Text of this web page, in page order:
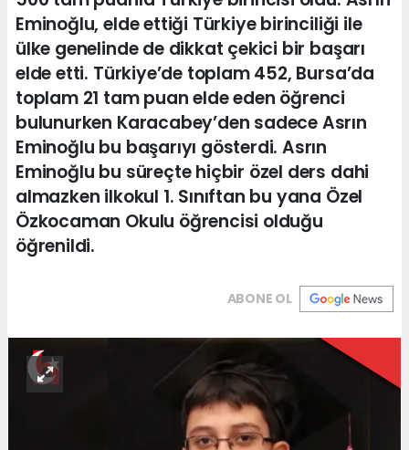
Eminoğlu, elde ettiği Türkiye birinciliği ile
ülke genelinde de dikkat çekici bir başarı
elde etti. Türkiye’de toplam 452, Bursa’da
toplam 21 tam puan elde eden öğrenci
bulunurken Karacabey’den sadece Asrın
Eminoğlu bu başarıyı gösterdi. Asrın
Eminoğlu bu süreçte hiçbir özel ders dahi
almazken ilkokul 1. Sınıftan bu yana Özel
Özkocaman Okulu öğrencisi olduğu
öğrenildi.
ABONE OL